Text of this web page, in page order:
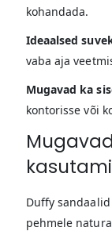
kohandada.
Ideaalsed
vaba aja
Mugavad ka
kontorisse või
Duffy
pehmele